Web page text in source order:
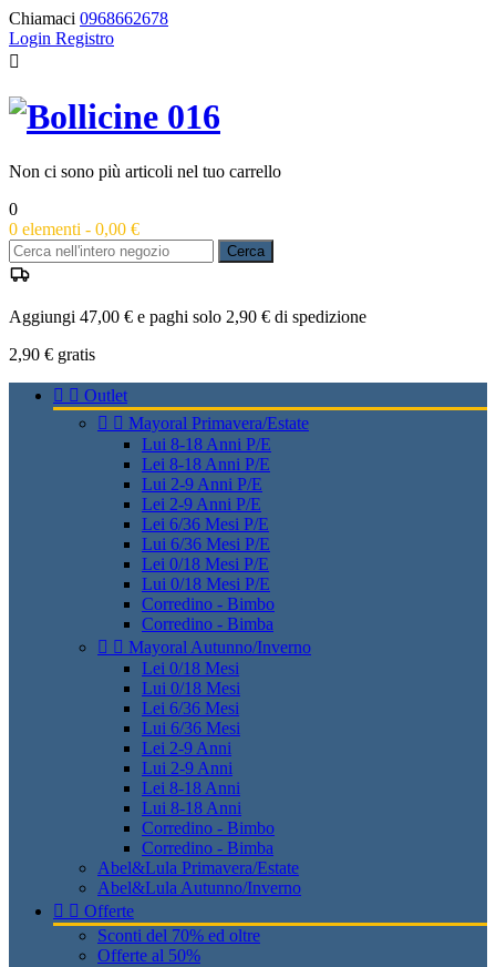
Chiamaci 0968662678
Login Registro

Non ci sono più articoli nel tuo carrello
0
0 elementi - 0,00 €
Cerca
Aggiungi 47,00 € e paghi solo 2,90 € di spedizione
2,90 € gratis
  Outlet
  Mayoral Primavera/Estate
Lui 8-18 Anni P/E
Lei 8-18 Anni P/E
Lui 2-9 Anni P/E
Lei 2-9 Anni P/E
Lei 6/36 Mesi P/E
Lui 6/36 Mesi P/E
Lei 0/18 Mesi P/E
Lui 0/18 Mesi P/E
Corredino - Bimbo
Corredino - Bimba
  Mayoral Autunno/Inverno
Lei 0/18 Mesi
Lui 0/18 Mesi
Lei 6/36 Mesi
Lui 6/36 Mesi
Lei 2-9 Anni
Lui 2-9 Anni
Lei 8-18 Anni
Lui 8-18 Anni
Corredino - Bimbo
Corredino - Bimba
Abel&Lula Primavera/Estate
Abel&Lula Autunno/Inverno
  Offerte
Sconti del 70% ed oltre
Offerte al 50%